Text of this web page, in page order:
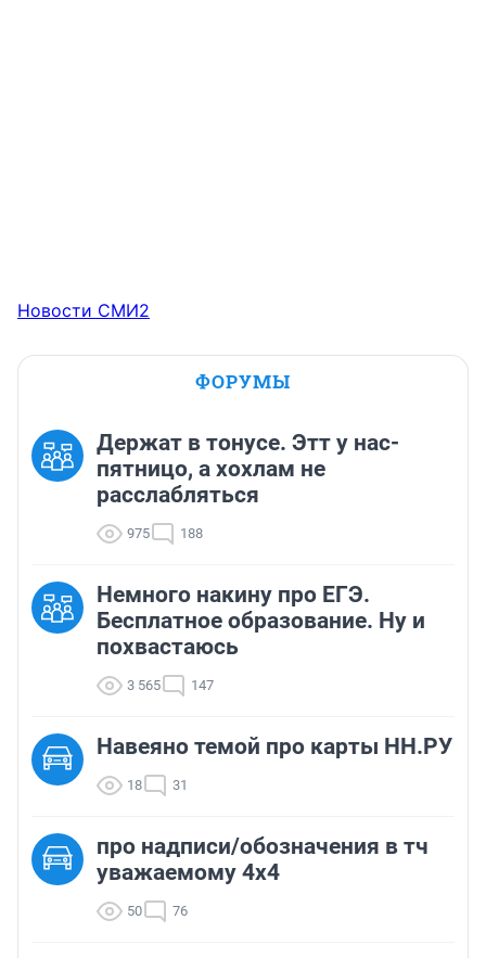
Новости СМИ2
ФОРУМЫ
Держат в тонусе. Этт у нас-
пятницо, а хохлам не
расслабляться
975 188
Немного накину про ЕГЭ.
Бесплатное образование. Ну и
похвастаюсь
3 565 147
Навеяно темой про карты НН.РУ
18 31
про надписи/обозначения в тч
уважаемому 4х4
50 76